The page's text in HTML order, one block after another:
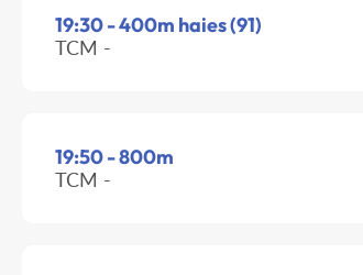
19:30 - 400m haies (91)
TCM -
19:50 - 800m
TCM -